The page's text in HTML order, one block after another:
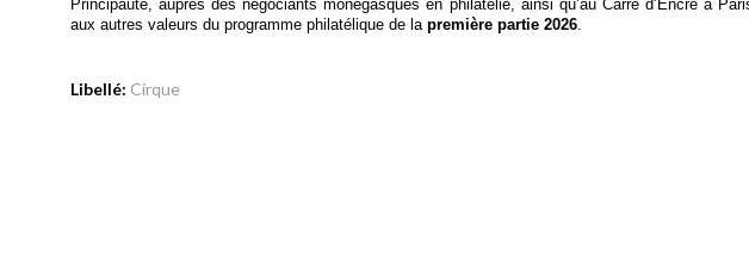
Principauté, auprès des négociants monégasques en philatélie, ainsi qu’au Carré d’Encre à
aux autres valeurs du programme philatélique de la première partie 2026.
Libellé: Cirque